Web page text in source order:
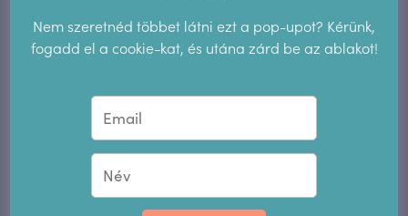
2023. január 2022. december 2022. november
2022. május
2021. november 2021. október 2021. szeptember
Nem szeretnéd többet látni ezt a pop-upot? Kérünk,
fogadd el a cookie-kat, és utána zárd be az ablakot!